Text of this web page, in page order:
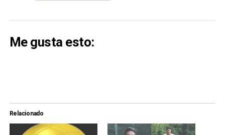
Me gusta esto:
Relacionado